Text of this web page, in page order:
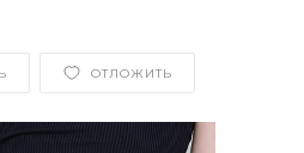
ОТЛОЖИТЬ